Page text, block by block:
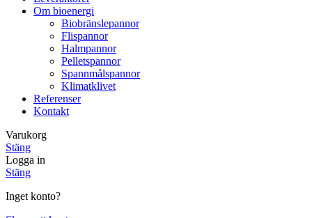
Om bioenergi
Biobränslepannor
Flispannor
Halmpannor
Pelletspannor
Spannmålspannor
Klimatklivet
Referenser
Kontakt
Varukorg
Stäng
Logga in
Stäng
Inget konto?